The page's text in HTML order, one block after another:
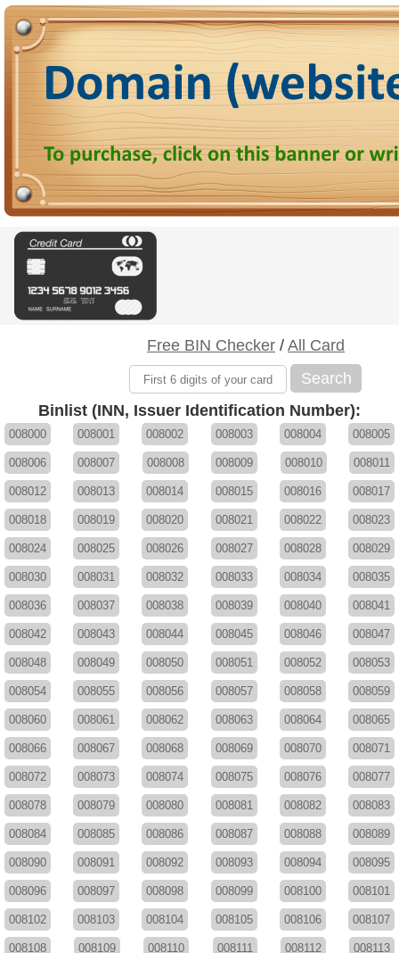
Free BIN Checker / All Card
Search
Binlist (INN, Issuer Identification Number):
008000 008001 008002 008003 008004 008005
008006 008007 008008 008009 008010 008011
008012 008013 008014 008015 008016 008017
008018 008019 008020 008021 008022 008023
008024 008025 008026 008027 008028 008029
008030 008031 008032 008033 008034 008035
008036 008037 008038 008039 008040 008041
008042 008043 008044 008045 008046 008047
008048 008049 008050 008051 008052 008053
008054 008055 008056 008057 008058 008059
008060 008061 008062 008063 008064 008065
008066 008067 008068 008069 008070 008071
008072 008073 008074 008075 008076 008077
008078 008079 008080 008081 008082 008083
008084 008085 008086 008087 008088 008089
008090 008091 008092 008093 008094 008095
008096 008097 008098 008099 008100 008101
008102 008103 008104 008105 008106 008107
008108 008109 008110 008111 008112 008113